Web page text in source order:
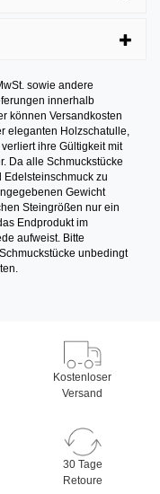
sowie andere
innerhalb
können Versandkosten
eleganten Holzschatulle,
ihre Gültigkeit mit
Da alle Schmuckstücke
zu
Gewicht
Steingrößen nur ein
Endprodukt im
aufweist. Bitte
unbedingt
Kostenloser
Versand
30 Tage
Retoure